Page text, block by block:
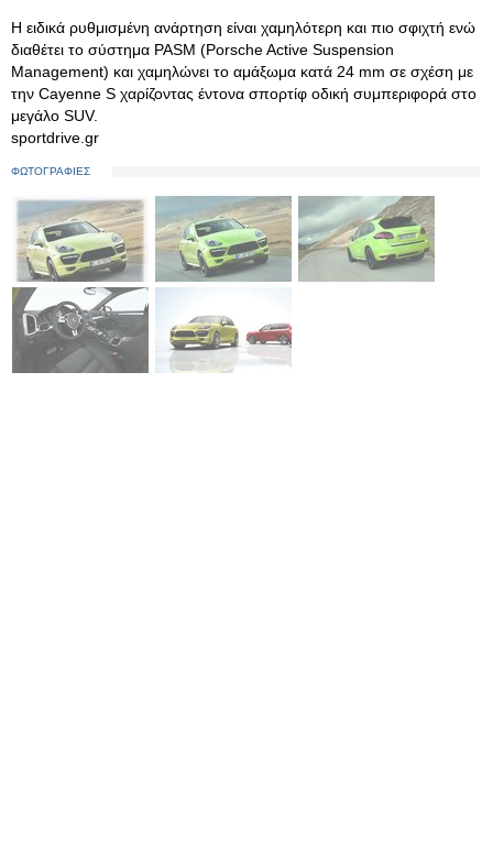
Η ειδικά ρυθμισμένη ανάρτηση είναι χαμηλότερη και πιο σφιχτή ενώ
διαθέτει το σύστημα PASM (Porsche Active Suspension
Management) και χαμηλώνει το αμάξωμα κατά 24 mm σε σχέση με
την Cayenne S χαρίζοντας έντονα σπορτίφ οδική συμπεριφορά στο
μεγάλο SUV.
sportdrive.gr
ΦΩΤΟΓΡΑΦΙΕΣ